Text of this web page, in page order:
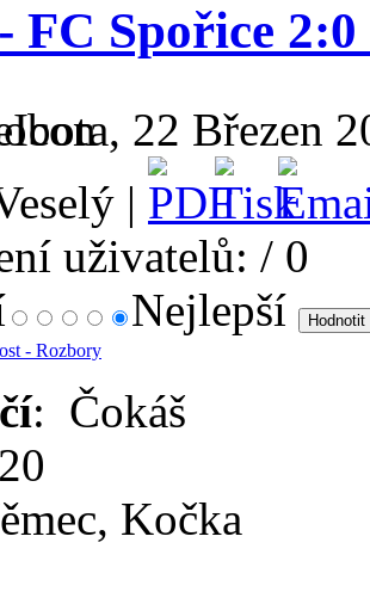
FC Spořice
22 Březen
|
uživatelů: / 0
Nejlepší
- Rozbory
: Čokáš
Kočka